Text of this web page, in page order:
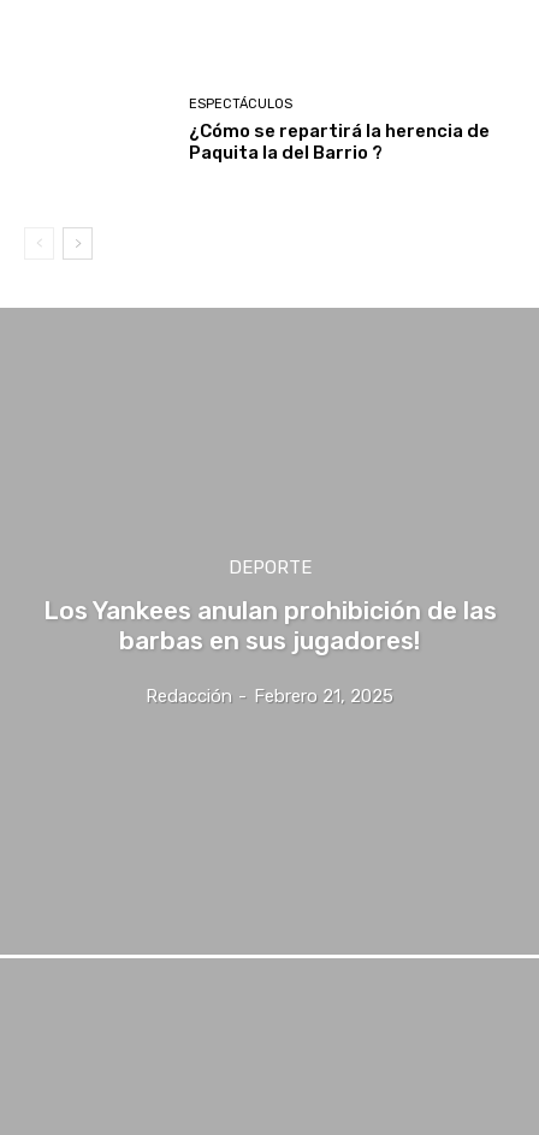
ESPECTÁCULOS
¿Cómo se repartirá la herencia de
Paquita la del Barrio ?
DEPORTE
Los Yankees anulan prohibición de las
barbas en sus jugadores!
Redacción - Febrero 21, 2025